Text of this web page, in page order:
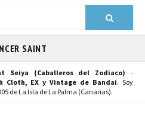
SAINT
Seiya (Caballeros del Zodiaco) -
Cloth, EX y Vintage de Bandai. Soy
de La Isla de La Palma (Canarias).